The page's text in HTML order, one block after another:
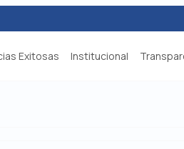
Exitosas Institucional